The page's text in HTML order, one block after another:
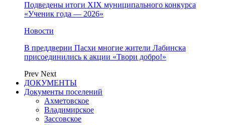
Подведены итоги XIX муниципального конкурса
«Ученик года — 2026»
Новости
В преддверии Пасхи многие жители Лабинска
присоединились к акции «Твори добро!»
Prev Next
ДОКУМЕНТЫ
Документы поселений
Ахметовское
Владимирское
Зассовское